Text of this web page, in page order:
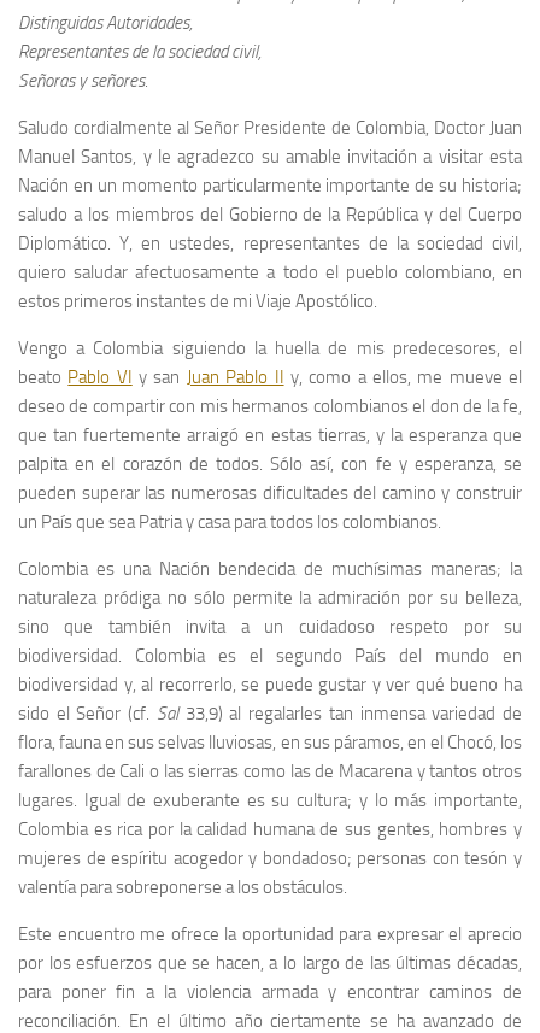
Distinguidas Autoridades,
Representantes de la sociedad civil,
Señoras y señores.
Saludo cordialmente al Señor Presidente de Colombia, Doctor Juan
Manuel Santos, y le agradezco su amable invitación a visitar esta
Nación en un momento particularmente importante de su historia;
saludo a los miembros del Gobierno de la República y del Cuerpo
Diplomático. Y, en ustedes, representantes de la sociedad civil,
quiero saludar afectuosamente a todo el pueblo colombiano, en
estos primeros instantes de mi Viaje Apostólico.
Vengo a Colombia siguiendo la huella de mis predecesores, el
beato Pablo VI y san Juan Pablo II y, como a ellos, me mueve el
deseo de compartir con mis hermanos colombianos el don de la fe,
que tan fuertemente arraigó en estas tierras, y la esperanza que
palpita en el corazón de todos. Sólo así, con fe y esperanza, se
pueden superar las numerosas dificultades del camino y construir
un País que sea Patria y casa para todos los colombianos.
Colombia es una Nación bendecida de muchísimas maneras; la
naturaleza pródiga no sólo permite la admiración por su belleza,
sino que también invita a un cuidadoso respeto por su
biodiversidad. Colombia es el segundo País del mundo en
biodiversidad y, al recorrerlo, se puede gustar y ver qué bueno ha
sido el Señor (cf. Sal33,9) al regalarles tan inmensa variedad de
flora, fauna en sus selvas lluviosas, en sus páramos, en el Chocó, los
farallones de Cali o las sierras como las de Macarena y tantos otros
lugares. Igual de exuberante es su cultura; y lo más importante,
Colombia es rica por la calidad humana de sus gentes, hombres y
mujeres de espíritu acogedor y bondadoso; personas con tesón y
valentía para sobreponerse a los obstáculos.
Este encuentro me ofrece la oportunidad para expresar el aprecio
por los esfuerzos que se hacen, a lo largo de las últimas décadas,
para poner fin a la violencia armada y encontrar caminos de
reconciliación. En el último año ciertamente se ha avanzado de